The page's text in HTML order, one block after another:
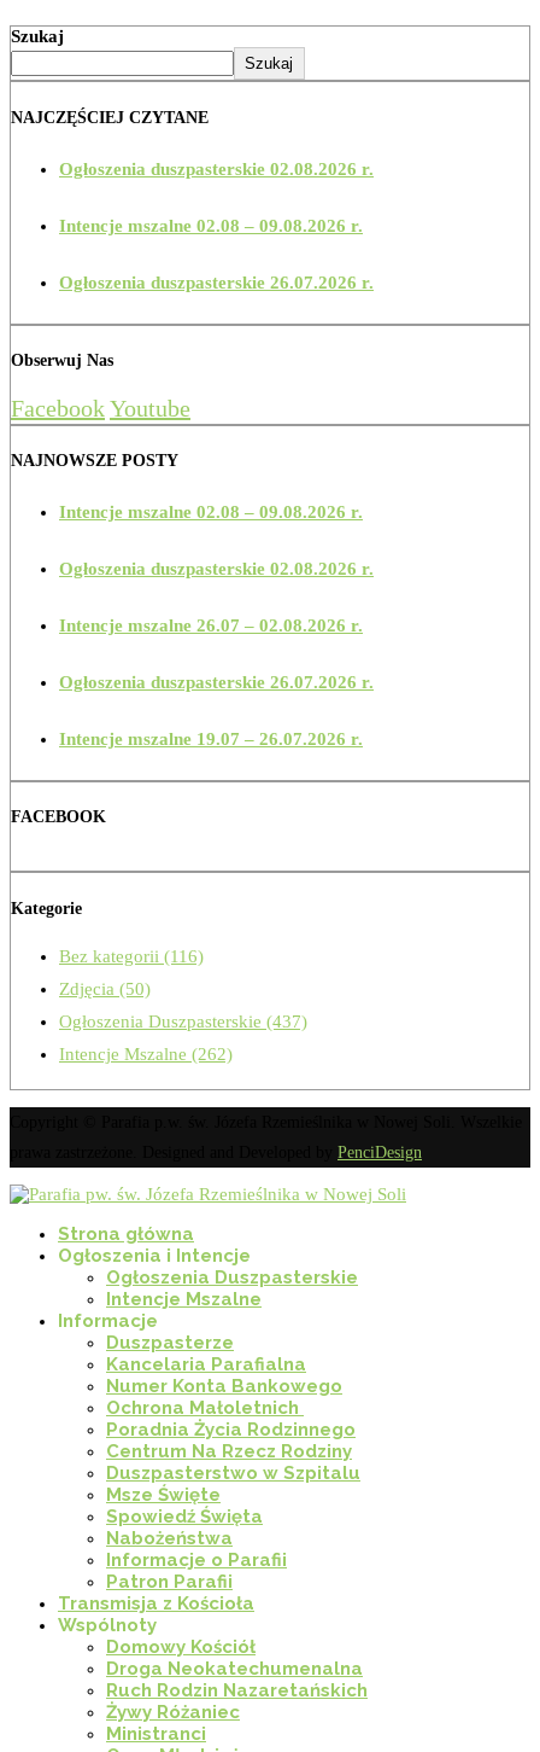
Szukaj
Szukaj
NAJCZĘŚCIEJ CZYTANE
Ogłoszenia duszpasterskie 02.08.2026 r.
Intencje mszalne 02.08 – 09.08.2026 r.
Ogłoszenia duszpasterskie 26.07.2026 r.
Obserwuj Nas
FacebookYoutube
NAJNOWSZE POSTY
Intencje mszalne 02.08 – 09.08.2026 r.
Ogłoszenia duszpasterskie 02.08.2026 r.
Intencje mszalne 26.07 – 02.08.2026 r.
Ogłoszenia duszpasterskie 26.07.2026 r.
Intencje mszalne 19.07 – 26.07.2026 r.
FACEBOOK
Kategorie
Bez kategorii (116)
Zdjęcia (50)
Ogłoszenia Duszpasterskie (437)
Intencje Mszalne (262)
PenciDesign
Strona główna
Ogłoszenia i Intencje
Ogłoszenia Duszpasterskie
Intencje Mszalne
Informacje
Duszpasterze
Kancelaria Parafialna
Numer Konta Bankowego
Ochrona Małoletnich
Poradnia Życia Rodzinnego
Centrum Na Rzecz Rodziny
Duszpasterstwo w Szpitalu
Msze Święte
Spowiedź Święta
Nabożeństwa
Informacje o Parafii
Patron Parafii
Transmisja z Kościoła
Wspólnoty
Domowy Kościół
Droga Neokatechumenalna
Ruch Rodzin Nazaretańskich
Żywy Różaniec
Ministranci